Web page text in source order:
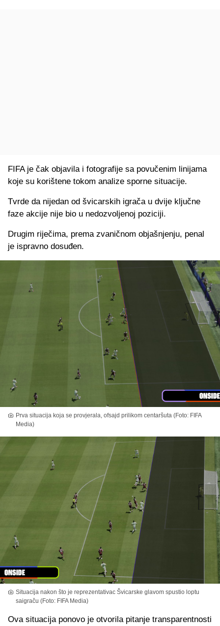
FIFA je čak objavila i fotografije sa povučenim linijama
koje su korištene tokom analize sporne situacije.
Tvrde da nijedan od švicarskih igrača u dvije ključne
faze akcije nije bio u nedozvoljenoj poziciji.
Drugim riječima, prema zvaničnom objašnjenju, penal
je ispravno dosuđen.
Prva situacija koja se provjerala, ofsajd prilikom centaršuta (Foto: FIFA
Media)
Situacija nakon što je reprezentativac Švicarske glavom spustio loptu
saigraču (Foto: FIFA Media)
Ova situacija ponovo je otvorila pitanje transparentnosti